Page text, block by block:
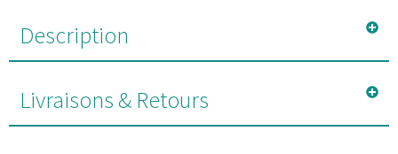
Description
Livraisons & Retours